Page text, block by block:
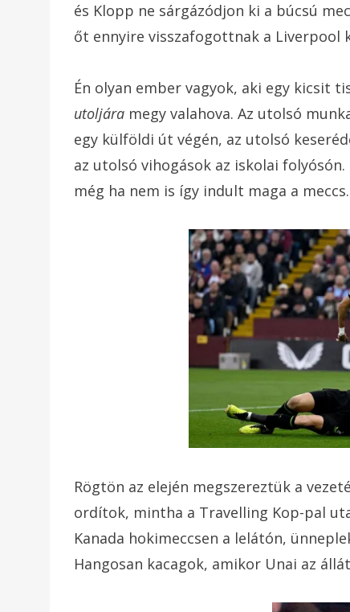
és Klopp ne sárgázódjon ki a búcsú
őt ennyire visszafogottnak a Liverpool
Én olyan ember vagyok, aki egy kicsit
utoljára megy valahova. Az utolsó
egy külföldi út végén, az utolsó
az utolsó vihogások az iskolai
még ha nem is így indult maga a meccs.
Rögtön az elején megszereztük a
ordítok, mintha a Travelling Kop-pal
Kanada hokimeccsen a lelátón,
Hangosan kacagok, amikor Unai az